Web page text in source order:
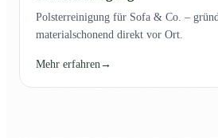
Polsterreinigung für Sofa & Co. –
materialschonend direkt vor Ort.
Mehr erfahren→